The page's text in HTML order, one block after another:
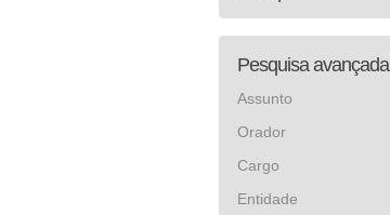
Pesquisa avançada
Assunto
Orador
Cargo
Entidade